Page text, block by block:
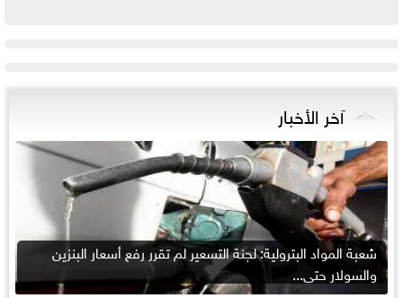
آخر الأخبار
شعبة المواد البترولية: لجنة التسعير لم تقرر رفع أسعار البنزين
والسولار حتى...